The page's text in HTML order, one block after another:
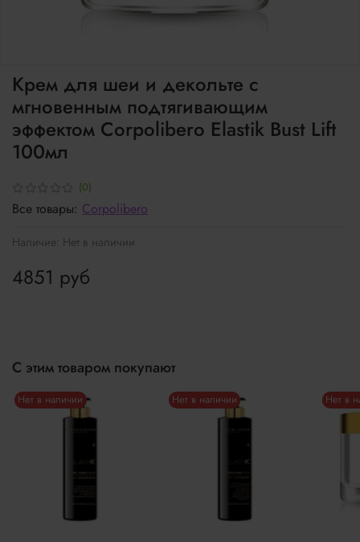
(0)
Наличие: Нет в наличии
Крем для шеи и декольте с
мгновенным подтягивающим
эффектом Corpolibero Elastik Bust Lift
100мл
4851 руб
Все товары: Corpolibero
С этим товаром покупают
Нет в наличии Нет в наличии Нет в